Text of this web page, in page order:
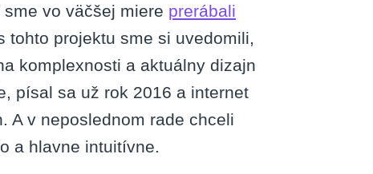
vo väčšej miere prerábali
tohto projektu sme si uvedomili,
komplexnosti a aktuálny dizajn
písal sa už rok 2016 a internet
A v neposlednom rade chceli
a hlavne intuitívne.